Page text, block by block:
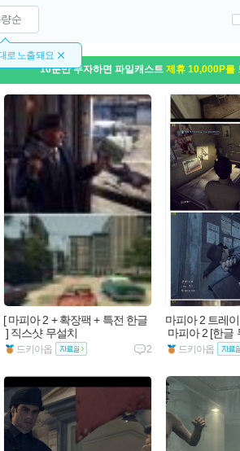
순
로 노출돼요
10분만 투자하면 파일캐스트 제휴 10,000P를
최신영화 정보를 한눈에!!-파일캐스트 최신영화
기본영어부터 공무원 시험까지! 파일캐스트 동영상
카카오페이로 결제하면 최대 5,000 제휴 포인트
취향 저격!! 매거진 전용 도서관 오픈!!
[ 마피아 2 + 확장팩 + 특전 한글
] 직스샷 무설치
드키아옵 2
마피아 2 트레
마피아 2 [한글
드키아옵